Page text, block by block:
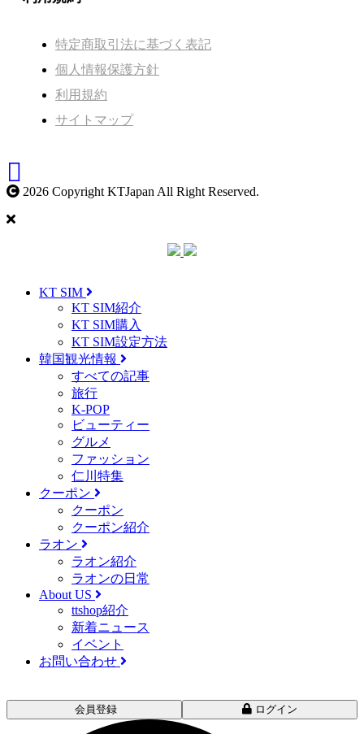
特定商取引法に基づく表記
個人情報保護方針
利用規約
サイトマップ
2026 Copyright KTJapan All Right Reserved.
KT SIM
KT SIM紹介
KT SIM購入
KT SIM設定方法
韓国観光情報
すべての記事
旅行
K-POP
ビューティー
グルメ
ファッション
仁川特集
クーポン
クーポン
クーポン紹介
ラオン
ラオン紹介
ラオンの日常
About US
ttshop紹介
新着ニュース
イベント
お問い合わせ
会員登録 ログイン